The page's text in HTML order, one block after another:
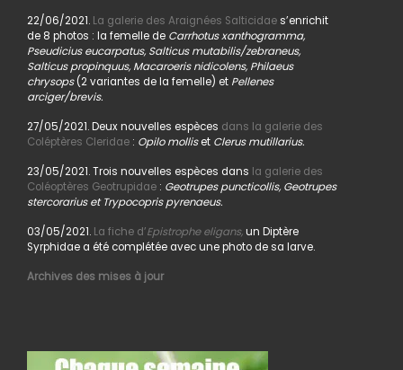
22/06/2021. La galerie des Araignées Salticidaes’enrichit
de 8 photos : la femelle de Carrhotus xanthogramma,
Pseudicius eucarpatus, Salticus mutabilis/zebraneus,
Salticus propinquus, Macaroeris nidicolens, Philaeus
chrysops(2 variantes de la femelle) et Pellenes
arciger/brevis.
27/05/2021. Deux nouvelles espèces dans la galerie des
Coléptères Cleridae: Opilo molliset Clerus mutillarius.
23/05/2021. Trois nouvelles espèces dans la galerie des
Coléoptères Geotrupidae: Geotrupes puncticollis, Geotrupes
stercorarius et Trypocopris pyrenaeus.
03/05/2021. La fiche d’Epistrophe eligans,un Diptère
Syrphidae a été complétée avec une photo de sa larve.
Archives des mises à jour